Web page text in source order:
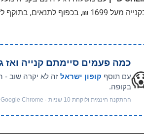
בכפוף לתנאים, בתוקף לזמן מוגבל
כמה פעמים סיימתם קנייה ואז
עם תוסף קופון ישראל זה לא יקרה שוב -
בקופה.
ההתקנה חינמית ולוקחת 10 שניות · Google Chrome במחשב